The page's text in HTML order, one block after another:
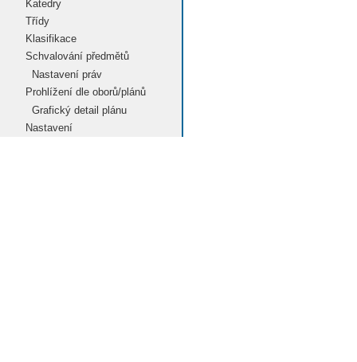
Katedry
Třídy
Klasifikace
Schvalování předmětů
Nastavení práv
Prohlížení dle oborů/plánů
Grafický detail plánu
Nastavení